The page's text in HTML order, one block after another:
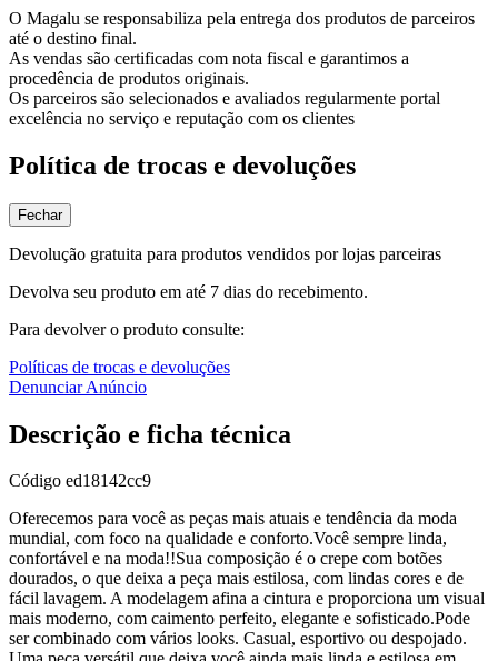
O Magalu se responsabiliza pela entrega dos produtos de parceiros
até o destino final.
As vendas são certificadas com nota fiscal e garantimos a
procedência de produtos originais.
Os parceiros são selecionados e avaliados regularmente portal
excelência no serviço e reputação com os clientes
Política de trocas e devoluções
Fechar
Devolução gratuita para produtos vendidos por lojas parceiras
Devolva seu produto em até 7 dias do recebimento.
Para devolver o produto consulte:
Políticas de trocas e devoluções
Denunciar Anúncio
Descrição e ficha técnica
Código ed18142cc9
Oferecemos para você as peças mais atuais e tendência da moda
mundial, com foco na qualidade e conforto.Você sempre linda,
confortável e na moda!!Sua composição é o crepe com botões
dourados, o que deixa a peça mais estilosa, com lindas cores e de
fácil lavagem. A modelagem afina a cintura e proporciona um visual
mais moderno, com caimento perfeito, elegante e sofisticado.Pode
ser combinado com vários looks. Casual, esportivo ou despojado.